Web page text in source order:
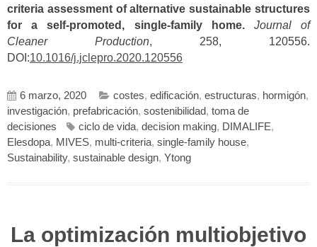
criteria assessment of alternative sustainable structures
for a self-promoted, single-family home.
Journal of
Cleaner Production, 258, 120556.
DOI:10.1016/j.jclepro.2020.120556
6 marzo, 2020 costes, edificación, estructuras, hormigón,
investigación, prefabricación, sostenibilidad, toma de
decisiones
ciclo de vida, decision making, DIMALIFE,
Elesdopa, MIVES, multi-criteria, single-family house,
Sustainability, sustainable design, Ytong
La optimización multiobjetivo